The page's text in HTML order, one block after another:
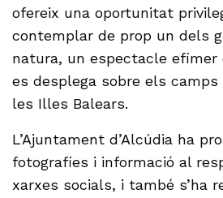
ofereix una oportunitat
contemplar de prop un dels
natura, un espectacle efímer
es desplega sobre els
les Illes Balears.
L’Ajuntament d’Alcúdia ha
fotografies i informació al
xarxes socials, i també s’ha